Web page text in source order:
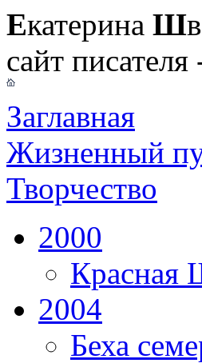
Екатерина Ш
сайт писателя
Заглавная
Жизненный
Творчество
2000
Красная
2004
Беха